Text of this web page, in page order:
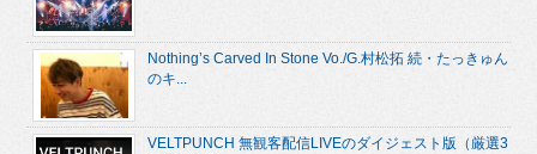
Nothing’s Carved In Stone Vo./G.村松拓 続・たっきゅん
のキ...
VELTPUNCH 無観客配信LIVEのダイジェスト版（厳選3